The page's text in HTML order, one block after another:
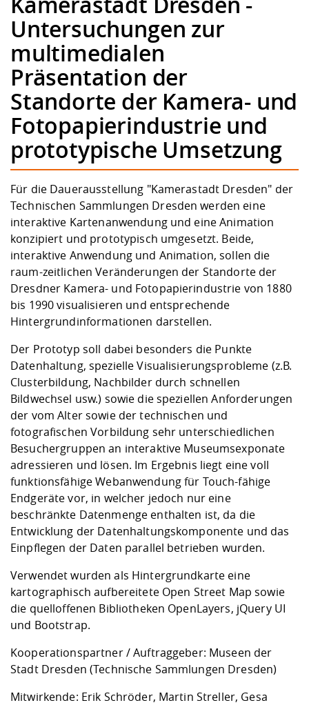
Vorbereitung
Studien- und
und Physik
Digitales Lernen
Fremdsprachen
Jobs, Praktika,
Studieren in
Studentenwerk
Angebote der
Arbeit
Career Service
Formulare und
Internationale
Formulare und
FIS -
Prototyping und
Kooperationen
Kontakt &
Klimaschutz &
Förderverein
Gremien und
Informatik/
Maschinenbau
Angebote für Unternehmen
Kontakt und Anfahrt
Qualitätssicherung
Untersuchungen zur
multimedialen
Präsentation der
Standorte der Kamera- und
Fotopapierindustrie und
prototypische Umsetzung
Für die Dauerausstellung "Kamerastadt Dresden" der
Technischen Sammlungen Dresden werden eine
interaktive Kartenanwendung und eine Animation
konzipiert und prototypisch umgesetzt. Beide,
interaktive Anwendung und Animation, sollen die
raum-zeitlichen Veränderungen der Standorte der
Dresdner Kamera- und Fotopapierindustrie von 1880
bis 1990 visualisieren und entsprechende
Hintergrundinformationen darstellen.
Der Prototyp soll dabei besonders die Punkte
Datenhaltung, spezielle Visualisierungsprobleme (z.B.
Clusterbildung, Nachbilder durch schnellen
Bildwechsel usw.) sowie die speziellen Anforderungen
der vom Alter sowie der technischen und
fotografischen Vorbildung sehr unterschiedlichen
Besuchergruppen an interaktive Museumsexponate
adressieren und lösen. Im Ergebnis liegt eine voll
funktionsfähige Webanwendung für Touch-fähige
Endgeräte vor, in welcher jedoch nur eine
beschränkte Datenmenge enthalten ist, da die
Entwicklung der Datenhaltungskomponente und das
Einpflegen der Daten parallel betrieben wurden.
Verwendet wurden als Hintergrundkarte eine
kartographisch aufbereitete Open Street Map sowie
die quelloffenen Bibliotheken OpenLayers, jQuery UI
und Bootstrap.
Kooperationspartner / Auftraggeber: Museen der
Stadt Dresden (Technische Sammlungen Dresden)
Mitwirkende: Erik Schröder, Martin Streller, Gesa